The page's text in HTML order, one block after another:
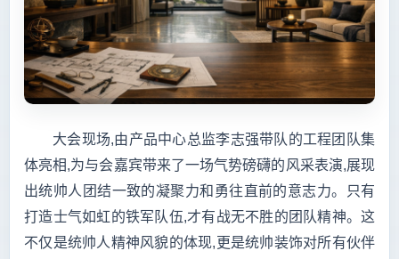
大会现场,由产品中心总监李志强带队的工程团队集
体亮相,为与会嘉宾带来了一场气势磅礴的风采表演,展现
出统帅人团结一致的凝聚力和勇往直前的意志力。只有
打造士气如虹的铁军队伍,才有战无不胜的团队精神。这
不仅是统帅人精神风貌的体现,更是统帅装饰对所有伙伴